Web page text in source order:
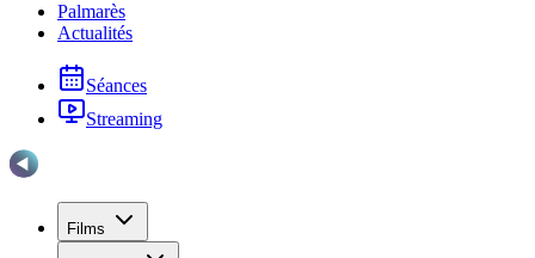
Palmarès
Actualités
Séances
Streaming
Films